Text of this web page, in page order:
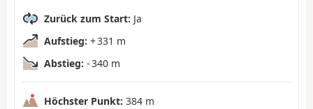
Zurück zum Start: Ja
Aufstieg: + 331 m
Abstieg: - 340 m
Höchster Punkt: 384 m